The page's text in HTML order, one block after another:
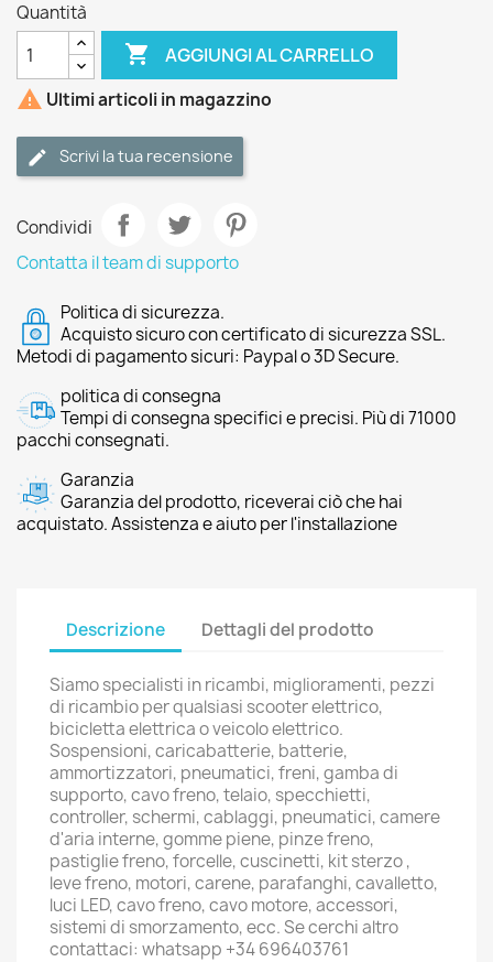
Quantità
 AGGIUNGI AL CARRELLO
 Ultimi articoli in magazzino
Scrivi la tua recensione
Condividi
Contatta il team di supporto
Politica di sicurezza.
Acquisto sicuro con certificato di sicurezza SSL.
Metodi di pagamento sicuri: Paypal o 3D Secure.
politica di consegna
Tempi di consegna specifici e precisi. Più di 71000
pacchi consegnati.
Garanzia
Garanzia del prodotto, riceverai ciò che hai
acquistato. Assistenza e aiuto per l'installazione
Descrizione Dettagli del prodotto
Siamo specialisti in ricambi, miglioramenti, pezzi
di ricambio per qualsiasi scooter elettrico,
bicicletta elettrica o veicolo elettrico.
Sospensioni, caricabatterie, batterie,
ammortizzatori, pneumatici, freni, gamba di
supporto, cavo freno, telaio, specchietti,
controller, schermi, cablaggi, pneumatici, camere
d'aria interne, gomme piene, pinze freno,
pastiglie freno, forcelle, cuscinetti, kit sterzo ,
leve freno, motori, carene, parafanghi, cavalletto,
luci LED, cavo freno, cavo motore, accessori,
sistemi di smorzamento, ecc. Se cerchi altro
contattaci: whatsapp +34 696403761